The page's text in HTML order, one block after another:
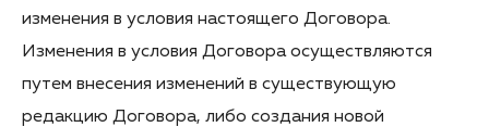
изменения в условия настоящего Договора.
Изменения в условия Договора осуществляются
путем внесения изменений в существующую
редакцию Договора, либо создания новой